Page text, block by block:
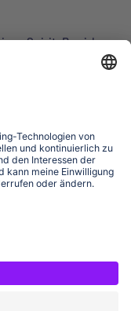
Spirit. Bewirb
Barrierefreiheit
neusta